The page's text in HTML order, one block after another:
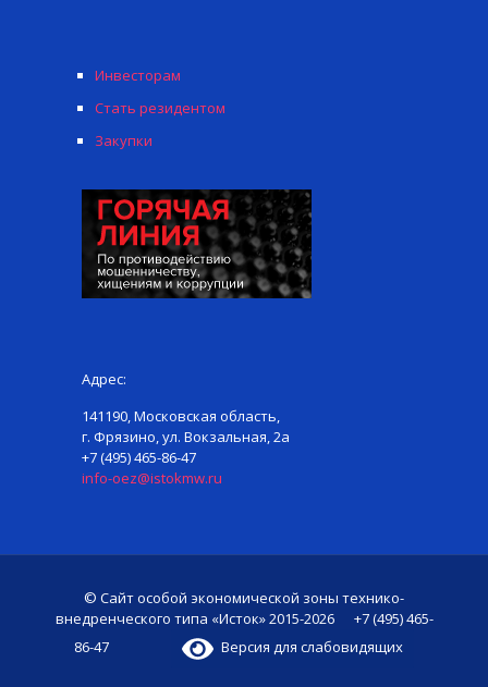
Инвесторам
Стать резидентом
Закупки
Адрес:
141190, Московская область,
г. Фрязино, ул. Вокзальная, 2а
+7 (495) 465-86-47
info-oez@istokmw.ru
© Сайт особой экономической зоны технико-
внедренческого типа «Исток» 2015-2026 +7 (495) 465-
86-47
Версия для слабовидящих